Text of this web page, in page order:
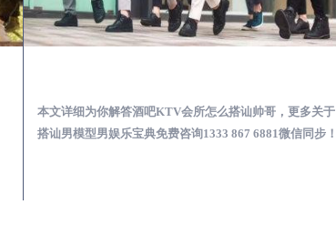
本文详细为你解答酒吧KTV会所怎么搭讪帅哥，更多关于
搭讪男模型男娱乐宝典免费咨询1333 867 6881微信同步！